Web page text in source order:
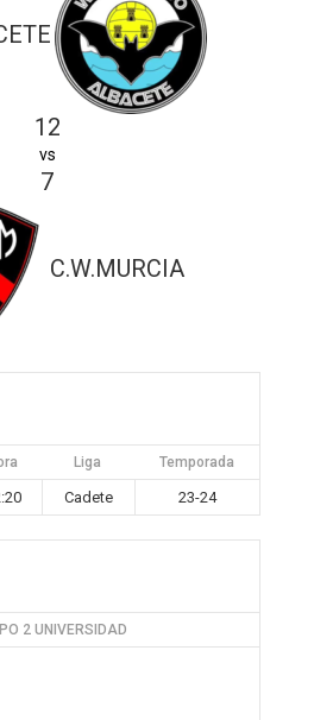
12
vs
7
C.W.MURCIA
Liga Temporada
Cadete 23-24
2 UNIVERSIDAD